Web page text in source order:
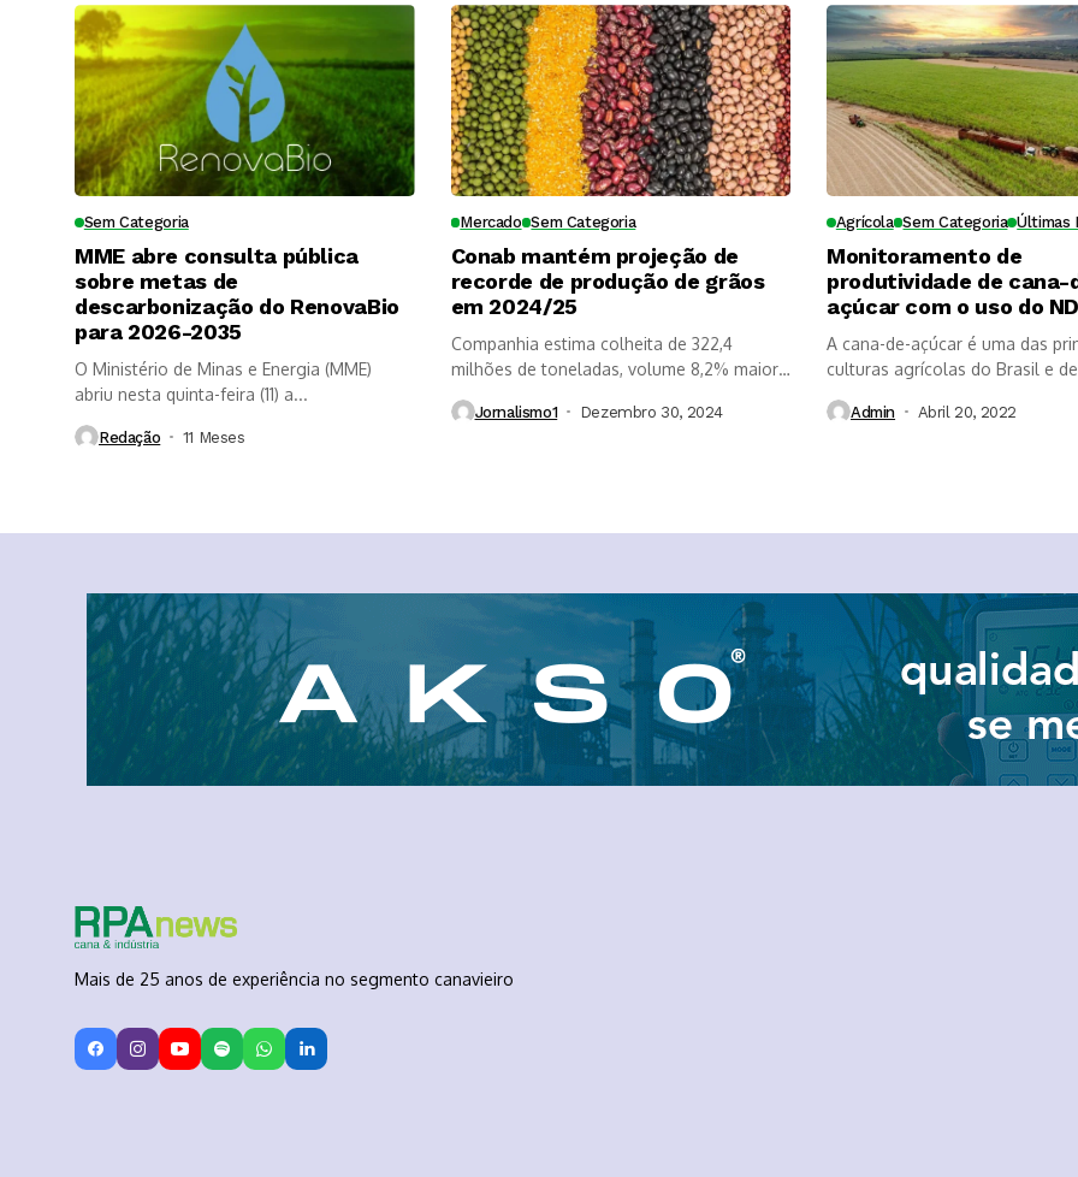
Sem Categoria
MME abre consulta pública
sobre metas de
descarbonização do RenovaBio
para 2026-2035
O Ministério de Minas e Energia (MME)
abriu nesta quinta-feira (11) a...
Redação 11 Meses ⁮
Mercado Sem Categoria
Conab mantém projeção de
recorde de produção de grãos
em 2024/25
Companhia estima colheita de 322,4
milhões de toneladas, volume 8,2% maior
Jornalismo1 Dezembro 30, 2024
Agrícola Sem Categoria Últimas
Monitoramento de
produtividade de cana-
açúcar com o uso do
A cana-de-açúcar é uma das
culturas agrícolas do Brasil e
Admin Abril 20, 2022
Mais de 25 anos de experiência no segmento canavieiro